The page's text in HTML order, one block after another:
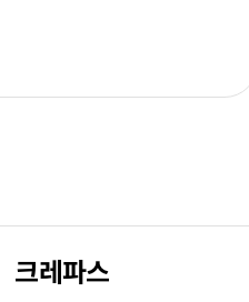
크레파스